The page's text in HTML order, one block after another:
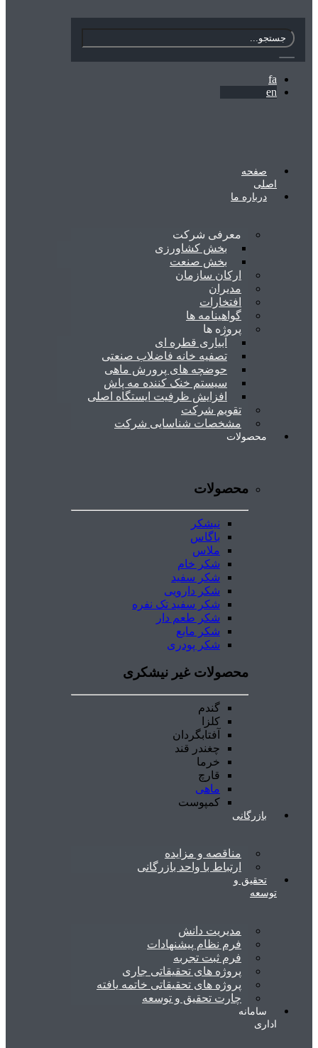
fa
en
صفحه
اصلی
درباره ما
معرفی شرکت
بخش کشاورزی
بخش صنعت
ارکان سازمان
مدیران
افتخارات
گواهینامه ها
پروژه ها
آبیاری قطره ای
تصفیه خانه فاضلاب صنعتی
حوضچه های پرورش ماهی
سیستم خنک کننده مه پاش
افزایش ظرفیت ایستگاه اصلی
تقویم شرکت
مشخصات شناسایی شرکت
محصولات
محصولات
نیشکر
باگاس
ملاس
شکر خام
شکر سفید
شکر دارویی
شکر سفید تک نفره
شکر طعم دار
شکر مایع
شکر پودری
محصولات غیر نیشکری
گندم
کلزا
آفتابگردان
چغندر قند
خرما
قارچ
ماهی
کمپوست
بازرگانی
مناقصه و مزایده
ارتباط با واحد بازرگانی
تحقیق و
توسعه
مدیریت دانش
فرم نظام پیشنهادات
فرم ثبت تجربه
پروژه های تحقیقاتی جاری
پروژه های تحقیقاتی خاتمه یافته
چارت تحقیق و توسعه
سامانه
اداری